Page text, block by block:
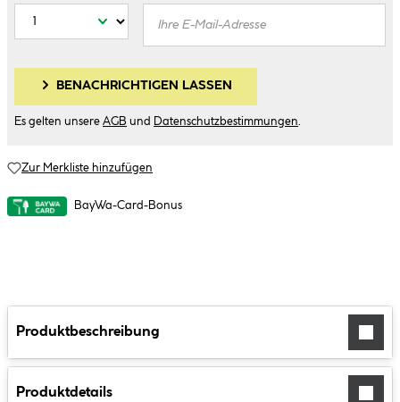
BENACHRICHTIGEN LASSEN
Es gelten unsere AGB und Datenschutzbestimmungen
Zur Merkliste hinzufügen
BayWa-Card-Bonus
Produktbeschreibung
Produktdetails